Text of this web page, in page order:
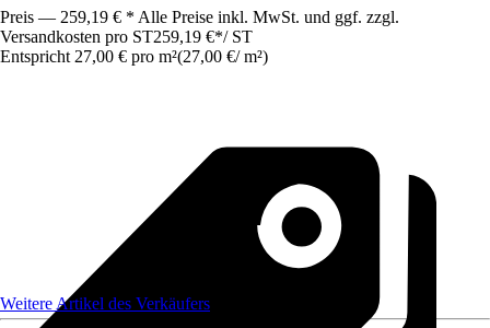
Preis — 259,19 € * Alle Preise inkl. MwSt. und ggf. zzgl.
Versandkosten pro ST259,19 €*/ ST
Entspricht 27,00 € pro m²(27,00 €/ m²)
Weitere Artikel des Verkäufers